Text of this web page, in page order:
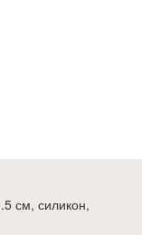
см, силикон,